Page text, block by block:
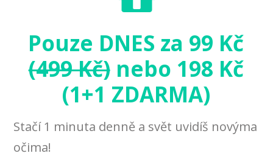
Pouze DNES za 99 Kč
(499 Kč)nebo 198 Kč
(1+1 ZDARMA)
Stačí 1 minuta denně a svět uvidíš novýma
očima!